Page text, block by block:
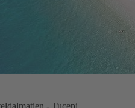
- Tucepi